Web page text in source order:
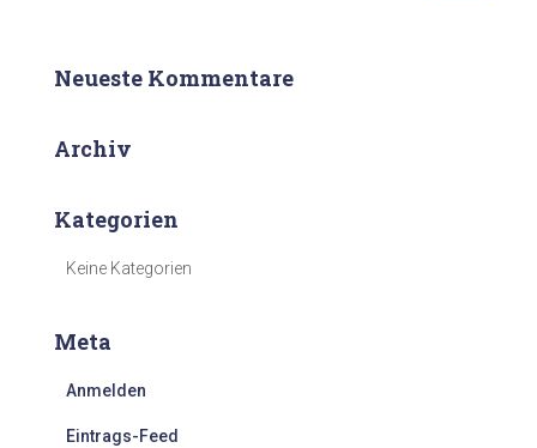
e
a
:
Neueste Kommentare
Archiv
Kategorien
Keine Kategorien
Meta
Anmelden
Eintrags-Feed